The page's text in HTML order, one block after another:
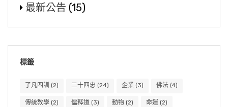
最新公告 (15)
標籤
了凡四訓 (2) 二十四忠 (24) 企業 (3) 佛法 (4)
傳統教學 (2) 儒釋道 (3) 動物 (2) 命運 (2)